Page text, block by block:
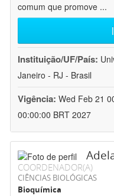
comum que promove ...
Instituição/UF/País:
Janeiro - RJ - Brasil
Vigência: Wed Feb 21
00:00:00 BRT 2027
COORDENADOR(A)
CIÊNCIAS BIOLÓGICAS
Bioquímica